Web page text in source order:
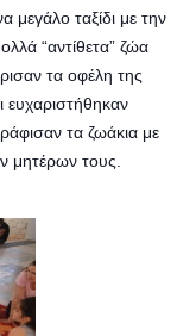
μεγάλο ταξίδι με την
“αντίθετα” ζώα
τα οφέλη της
ευχαριστήθηκαν
τα ζωάκια με
μητέρων τους.